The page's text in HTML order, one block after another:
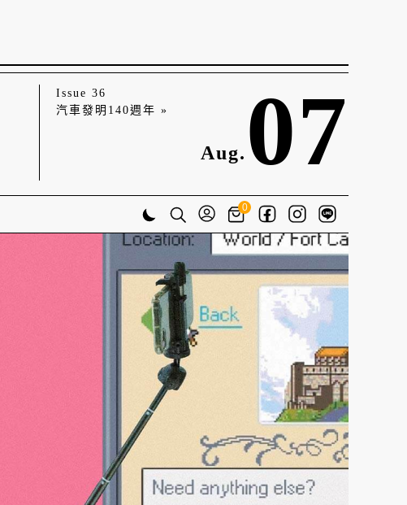
Issue 36
汽車發明140週年 »
Aug. 07
0